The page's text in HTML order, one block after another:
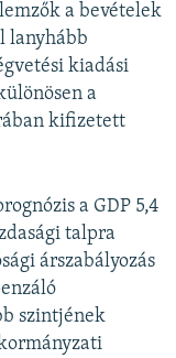
a bevételek
lanyhább
kiadási
a
kifizetett
a GDP 5,4
talpra
árszabályozás
szintjének